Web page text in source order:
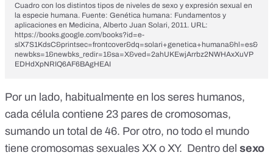
Cuadro con los distintos tipos de niveles de sexo y expresión sexual en
la especie humana. Fuente: Genética humana: Fundamentos y
aplicaciones en Medicina, Alberto Juan Solari, 2011. URL:
https://books.google.com/books?id=e-
slX7S1KdsC&printsec=frontcover&dq=solari+genetica+humana&hl=es&
newbks=1&newbks_redir=1&sa=X&ved=2ahUKEwjArrbz2NWHAxXuVP
EDHdXpNRIQ6AF6BAgHEAI
Por un lado, habitualmente en los seres humanos,
cada célula contiene 23 pares de cromosomas,
sumando un total de 46. Por otro, no todo el mundo
tiene cromosomas sexuales XX o XY. Dentro del sexo